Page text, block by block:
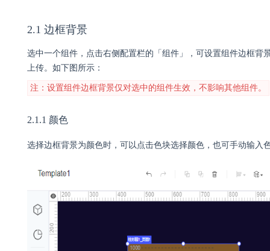
2.1 边框背景
选中一个组件，点击右侧配置栏的「组件」，可设置组件边框背
上传。如下图所示：
注：设置组件边框背景仅对选中的组件生效，不影响其他组件。
2.1.1 颜色
选择边框背景为颜色时，可以点击色块选择颜色，也可手动输入